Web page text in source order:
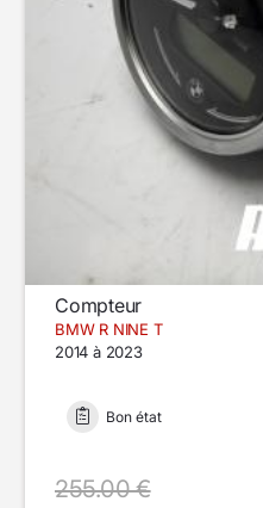
Compteur
BMW R NINE T
2014 à 2023
Bon état
255.00 €